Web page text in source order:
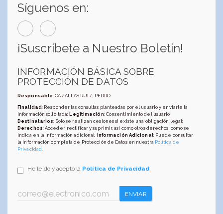
Síguenos en:
¡Suscríbete a Nuestro Boletín!
INFORMACIÓN BÁSICA SOBRE
PROTECCIÓN DE DATOS
Responsable: CAZALLAS RUIZ, PEDRO
Finalidad: Responder las consultas planteadas por el usuario y enviarle la
información solicitada;Legitimación: Consentimiento del usuario;
Destinatarios: Solo se realizan cesiones si existe una obligación legal;
Derechos: Acceder, rectificar y suprimir, así como otros derechos, como se
indica en la información adicional; Información Adicional: Puede consultar
la información completa de Protección de Datos en nuestra Política de
Privacidad
He leído y acepto la Política de Privacidad.
ENVIAR